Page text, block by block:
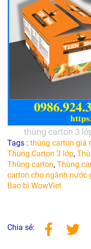
thùng carton 3
Tags : thùng carton giá
Thùng Carton 3 lớp,
Thùng carton, Thùng
carton cho ngành nước
Bao bì WowViet
Chia sẻ: